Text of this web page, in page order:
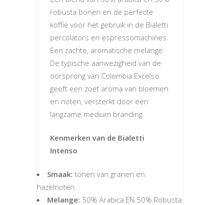
robusta bonen en de perfecte
koffie voor het gebruik in de Bialetti
percolators en espressomachines.
Een zachte, aromatische melange.
De typische aanwezigheid van de
oorsprong van Colombia Excelso
geeft een zoet aroma van bloemen
en noten, versterkt door een
langzame medium branding.
Kenmerken van de Bialetti
Intenso
Smaak: tonen van granen en
hazelnoten.
Melange: 50% Arabica EN 50% Robusta